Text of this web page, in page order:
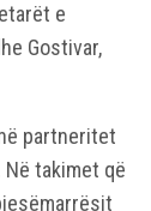
e
Gostivar,
partneritet
Në takimet që